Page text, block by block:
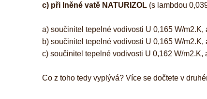
c) při lněné vatě NATURIZOL (s lambdou
a) součinitel tepelné vodivosti U 0,165 W/m2.K,
b) součinitel tepelné vodivosti U 0,165 W/
c) součinitel tepelné vodivosti U 0,162 W/m2.K,
Co z toho tedy vyplývá? Více se dočtete v